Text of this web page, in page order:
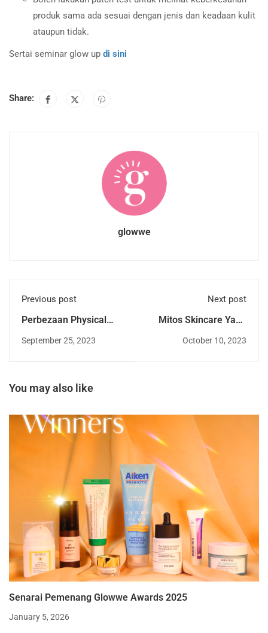
produk sama ada sesuai dengan jenis dan keadaan kulit
ataupun tidak.
Sertai seminar glow up di sini
Share:
glowwe
Previous post
Perbezaan Physical
Sunscreen
September 25, 2023
Next post
Mitos Skincare Yang
Perlu Tahu
October 10, 2023
You may also like
Senarai Pemenang Glowwe Awards 2025
January 5, 2026